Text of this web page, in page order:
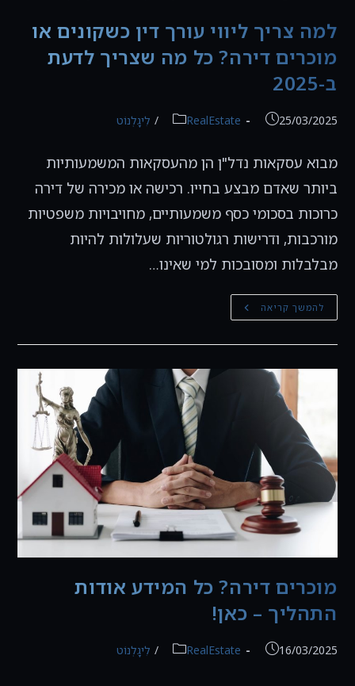
למה צריך ליווי עורך דין כשקונים או
מוכרים דירה? כל מה שצריך לדעת
ב-2025
פורסם:
25/03/2025 קטגוריה:
RealEstate
/ לִיגָלְנוֹט
מבוא עסקאות נדל"ן הן מהעסקאות המשמעותיות
ביותר שאדם מבצע בחייו. רכישה או מכירה של דירה
כרוכות בסכומי כסף משמעותיים, מחויבויות משפטיות
מורכבות, ודרישות רגולטוריות שעלולות להיות
מבלבלות ומסובכות למי שאינו…
להמשך קריאה למה
צריך
עורך
או
ב-2025
מוכרים דירה? כל המידע אודות
התהליך – כאן!
פורסם:
16/03/2025 קטגוריה:
RealEstate
/ לִיגָלְנוֹט